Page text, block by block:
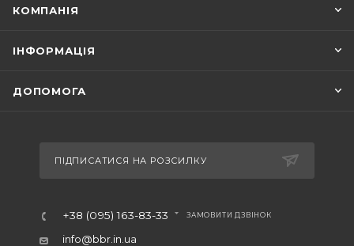
КОМПАНІЯ
ІНФОРМАЦІЯ
ДОПОМОГА
ПІДПИСАТИСЯ НА РОЗСИЛКУ
+38 (095) 163-83-33 ЗАМОВИТИ ДЗВІНОК
info@bbr.in.ua